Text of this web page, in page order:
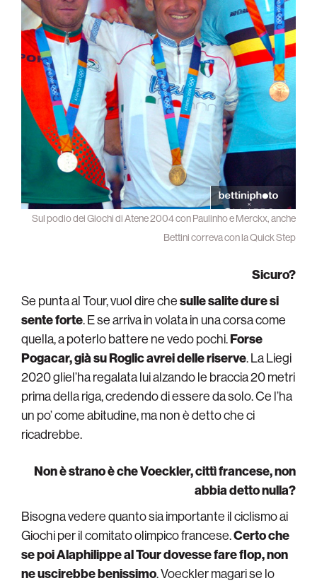
Sul podio dei Giochi di Atene 2004 con Paulinho e Merckx, anche
Bettini correva con la Quick Step
Sicuro?
Se punta al Tour, vuol dire chesulle salite dure si
sente forte. E se arriva in volata in una corsa come
quella, a poterlo battere ne vedo pochi.Forse
Pogacar, già su Roglic avrei delle riserve. La Liegi
2020 gliel’ha regalata lui alzando le braccia 20 metri
prima della riga, credendo di essere da solo. Ce l’ha
un po’ come abitudine, ma non è detto che ci
ricadrebbe.
Non è strano è che Voeckler, cittì francese, non
abbia detto nulla?
Bisogna vedere quanto sia importante il ciclismo ai
Giochi per il comitato olimpico francese.Certo che
se poi Alaphilippe al Tour dovesse fare flop, non
ne uscirebbe benissimo. Voeckler magari se lo